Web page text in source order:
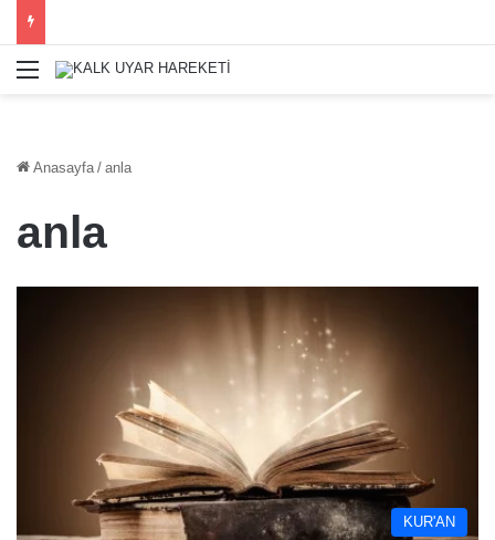
Menü
Anasayfa / anla
anla
KUR'AN